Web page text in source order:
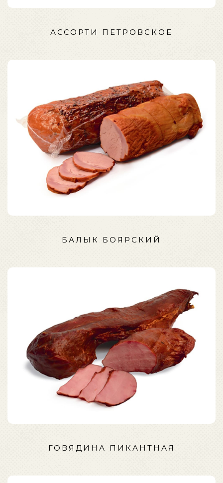
АССОРТИ ПЕТРОВСКОЕ
БАЛЫК БОЯРСКИЙ
ГОВЯДИНА ПИКАНТНАЯ